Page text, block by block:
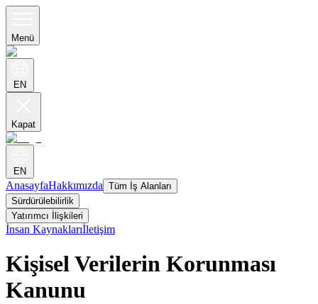
Menü
EN
Kapat
EN
AnasayfaHakkımızda Tüm İş Alanları
Sürdürülebilirlik
Yatırımcı İlişkileri
İnsan Kaynaklarıİletişim
Kişisel Verilerin Korunması
Kanunu